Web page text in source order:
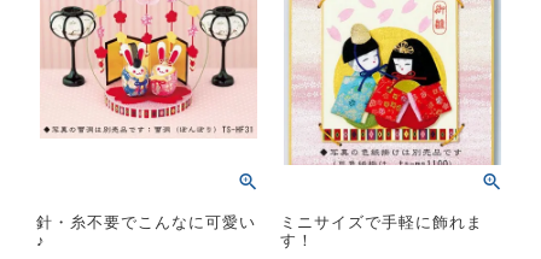
針・糸不要でこんなに可愛い
♪
ミニサイズで手軽に飾れま
す！